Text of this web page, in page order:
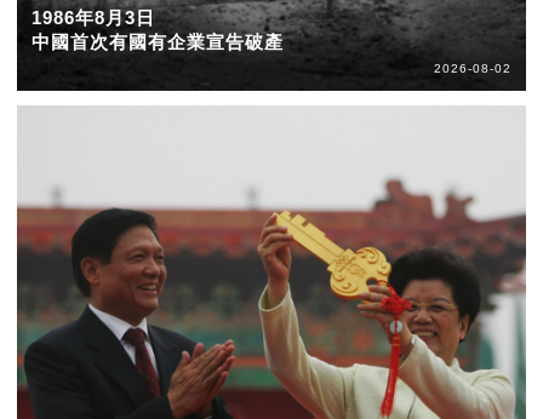
1986年8月3日
中國首次有國有企業宣告破產
2026-08-02